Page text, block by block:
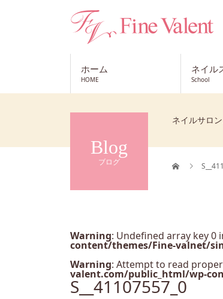
ホーム
HOME
ネイル
School
Blog
ブログ
ネイルサロ
Warning: Undefined array key 0
content/themes/Fine-valnet/
Warning: Attempt to read
valent.com/public_html/wp-
S__41107557_0